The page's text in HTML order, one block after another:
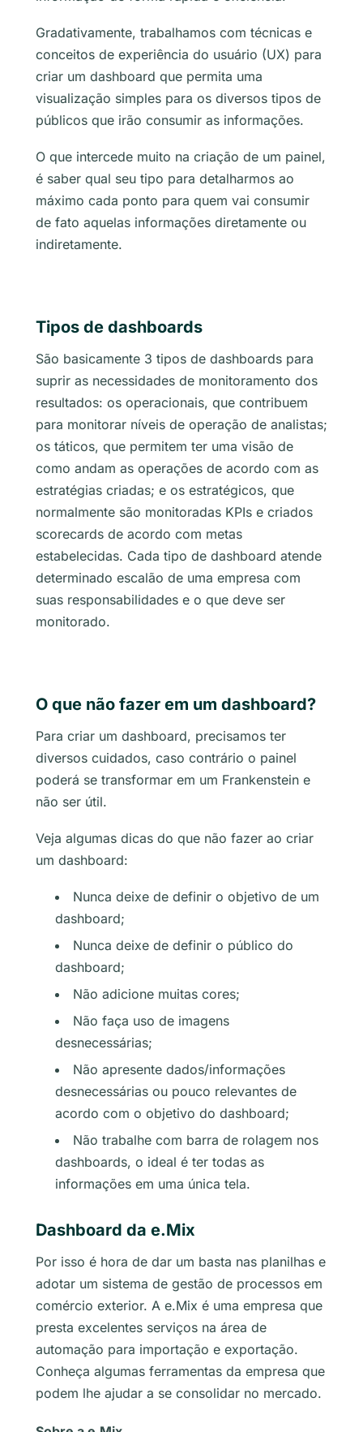
Gradativamente, trabalhamos com técnicas e
conceitos de experiência do usuário (UX) para
criar um dashboard que permita uma
visualização simples para os diversos tipos de
públicos que irão consumir as informações.
O que intercede muito na criação de um painel,
é saber qual seu tipo para detalharmos ao
máximo cada ponto para quem vai consumir
de fato aquelas informações diretamente ou
indiretamente.
Tipos de dashboards
São basicamente 3 tipos de dashboards para
suprir as necessidades de monitoramento dos
resultados: os operacionais, que contribuem
para monitorar níveis de operação de analistas;
os táticos, que permitem ter uma visão de
como andam as operações de acordo com as
estratégias criadas; e os estratégicos, que
normalmente são monitoradas KPIs e criados
scorecards de acordo com metas
estabelecidas. Cada tipo de dashboard atende
determinado escalão de uma empresa com
suas responsabilidades e o que deve ser
monitorado.
O que não fazer em um dashboard?
Para criar um dashboard, precisamos ter
diversos cuidados, caso contrário o painel
poderá se transformar em um Frankenstein e
não ser útil.
Veja algumas dicas do que não fazer ao criar
um dashboard:
Nunca deixe de definir o objetivo de um
dashboard;
Nunca deixe de definir o público do
dashboard;
Não adicione muitas cores;
Não faça uso de imagens
desnecessárias;
Não apresente dados/informações
desnecessárias ou pouco relevantes de
acordo com o objetivo do dashboard;
Não trabalhe com barra de rolagem nos
dashboards, o ideal é ter todas as
informações em uma única tela.
Dashboard da e.Mix
Por isso é hora de dar um basta nas planilhas e
adotar um sistema de gestão de processos em
comércio exterior. A e.Mix é uma empresa que
presta excelentes serviços na área de
automação para importação e exportação.
Conheça algumas ferramentas da empresa que
podem lhe ajudar a se consolidar no mercado.